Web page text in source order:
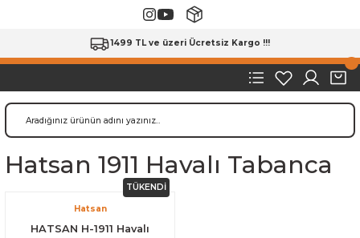
1499 TL ve üzeri Ücretsiz Kargo !!!
Hatsan 1911 Havalı Tabanca
TÜKENDİ
Hatsan
HATSAN H-1911 Havalı